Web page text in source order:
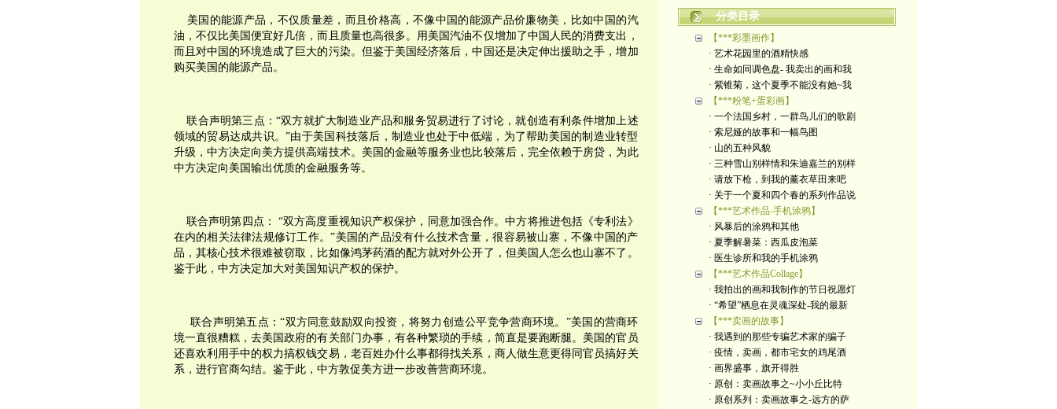
美国的能源产品，不仅质量差，而且价格高，不像中国的能源产品价廉物美，比如中国的汽
油，不仅比美国便宜好几倍，而且质量也高很多。用美国汽油不仅增加了中国人民的消费支出，
而且对中国的环境造成了巨大的污染。但鉴于美国经济落后，中国还是决定伸出援助之手，增加
购买美国的能源产品。
联合声明第三点：“双方就扩大制造业产品和服务贸易进行了讨论，就创造有利条件增加上述
领域的贸易达成共识。”由于美国科技落后，制造业也处于中低端，为了帮助美国的制造业转型
升级，中方决定向美方提供高端技术。美国的金融等服务业也比较落后，完全依赖于房贷，为此
中方决定向美国输出优质的金融服务等。
联合声明第四点： “双方高度重视知识产权保护，同意加强合作。中方将推进包括《专利法》
在内的相关法律法规修订工作。”美国的产品没有什么技术含量，很容易被山寨，不像中国的产
品，其核心技术很难被窃取，比如像鸿茅药酒的配方就对外公开了，但美国人怎么也山寨不了。
鉴于此，中方决定加大对美国知识产权的保护。
联合声明第五点：“双方同意鼓励双向投资，将努力创造公平竞争营商环境。”美国的营商环
境一直很糟糕，去美国政府的有关部门办事，有各种繁琐的手续，简直是要跑断腿。美国的官员
还喜欢利用手中的权力搞权钱交易，老百姓办什么事都得找关系，商人做生意更得同官员搞好关
系，进行官商勾结。鉴于此，中方敦促美方进一步改善营商环境。
分类目录
【***彩墨画作】
· 艺术花园里的酒精快感
· 生命如同调色盘- 我卖出的画和我
· 紫锥菊，这个夏季不能没有她~我
【***粉笔+蛋彩画】
· 一个法国乡村，一群鸟儿们的歌剧
· 索尼娅的故事和一幅鸟图
· 山的五种风貌
· 三种雪山别样情和朱迪嘉兰的别样
· 请放下枪，到我的薰衣草田来吧
· 关于一个夏和四个春的系列作品说
【***艺术作品-手机涂鸦】
· 风暴后的涂鸦和其他
· 夏季解暑菜：西瓜皮泡菜
· 医生诊所和我的手机涂鸦
【***艺术作品Collage】
· 我拍出的画和我制作的节日祝愿灯
· “希望”栖息在灵魂深处-我的最新
【***卖画的故事】
· 我遇到的那些专骗艺术家的骗子
· 疫情，卖画，都市宅女的鸡尾酒
· 画界盛事，旗开得胜
· 原创：卖画故事之~小小丘比特
· 原创系列：卖画故事之-远方的萨